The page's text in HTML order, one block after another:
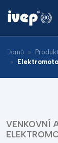
Domů
Elektromotorový venkovní pohon typ SUP-DOF -
VENKOVNÍ